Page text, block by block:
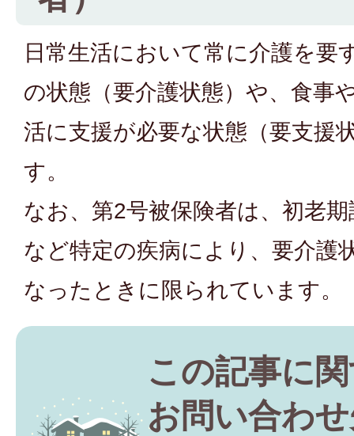
日常生活において常に介護を要
の状態（要介護状態）や、食事
活に支援が必要な状態（要支援
す。
なお、第2号被保険者は、初老
など特定の疾病により、要介護
なったときに限られています。
この記事に
お問い合わ